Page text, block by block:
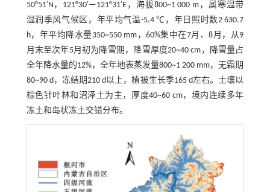
50°51′N，121°30′—121°31′E，海拔800~1 000 m，属寒温带
湿润季风气候区，年平均气温-5.4 ℃，年日照时数2 630.7
h，年平均降水量350~550 mm，60%集中在7月、8月，从9
月末至次年5月初为降雪期，降雪厚度20~40 cm，降雪量占
全年降水量的12%，全年地表蒸发量800~1 200 mm，无霜期
80~90 d，冻结期210 d以上，植被生长季165 d左右。土壤以
棕色针叶林和沼泽土为主，厚度40~60 cm，境内连续多年
冻土和岛状冻土交错分布。